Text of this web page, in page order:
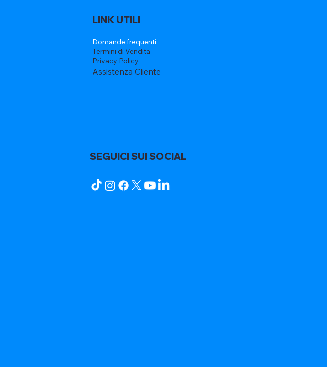
LINK UTILI
Domande frequenti
Termini di Vendita
Privacy Policy
Assistenza Cliente
SEGUICI SUI SOCIAL